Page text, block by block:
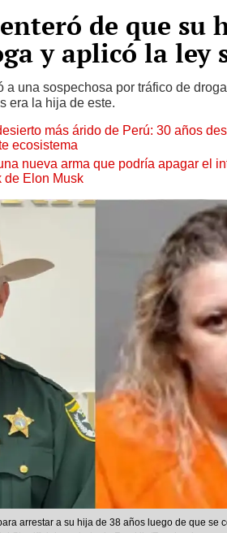
de que su
y aplicó la ley
a una sospechosa por tráfico de
era la hija de este.
más árido de Perú: 30 años
ecosistema
nueva arma que podría apagar el
de Elon Musk
arrestar a su hija de 38 años luego de que se